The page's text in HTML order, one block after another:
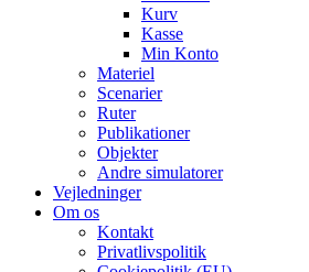
Kurv
Kasse
Min Konto
Materiel
Scenarier
Ruter
Publikationer
Objekter
Andre simulatorer
Vejledninger
Om os
Kontakt
Privatlivspolitik